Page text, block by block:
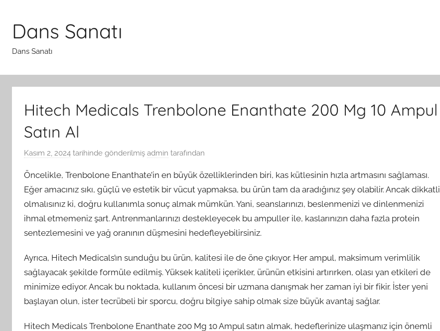
Dans Sanatı
Dans Sanatı
Hitech Medicals Trenbolone Enanthate 200 Mg 10 Ampul
Satın Al
Kasım 2, 2024 tarihinde gönderilmiş admin tarafından
Öncelikle, Trenbolone Enanthate’in en büyük özelliklerinden biri, kas kütlesinin hızla artmasını sağlaması.
Eğer amacınız sıkı, güçlü ve estetik bir vücut yapmaksa, bu ürün tam da aradığınız şey olabilir. Ancak dikkatli
olmalısınız ki, doğru kullanımla sonuç almak mümkün. Yani, seanslarınızı, beslenmenizi ve dinlenmenizi
ihmal etmemeniz şart. Antrenmanlarınızı destekleyecek bu ampuller ile, kaslarınızın daha fazla protein
sentezlemesini ve yağ oranının düşmesini hedefleyebilirsiniz.
Ayrıca, Hitech Medicals’ın sunduğu bu ürün, kalitesi ile de öne çıkıyor. Her ampul, maksimum verimlilik
sağlayacak şekilde formüle edilmiş. Yüksek kaliteli içerikler, ürünün etkisini artırırken, olası yan etkileri de
minimize ediyor. Ancak bu noktada, kullanım öncesi bir uzmana danışmak her zaman iyi bir fikir. İster yeni
başlayan olun, ister tecrübeli bir sporcu, doğru bilgiye sahip olmak size büyük avantaj sağlar.
Hitech Medicals Trenbolone Enanthate 200 Mg 10 Ampul satın almak, hedeflerinize ulaşmanız için önemli